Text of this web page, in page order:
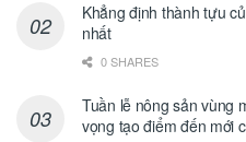
Khẳng định thành tựu
nhất
0 SHARES
Tuần lễ nông sản vùng
vọng tạo điểm đến mới